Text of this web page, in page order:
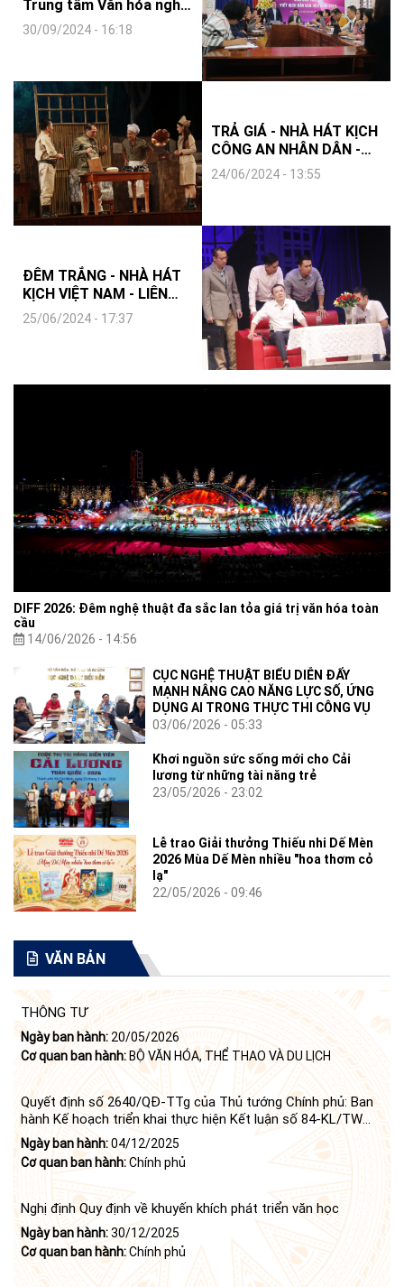
Trung tâm Văn hóa nghệ
thuật tỉnh KonTum - LIÊN
HOAN CA MÚA NHẠC
30/09/2024 - 16:18
ĐÊM TRẮNG - NHÀ HÁT
KỊCH VIỆT NAM - LIÊN
HOAN KỊCH NÓI TOÀN
QUỐC - 2024
25/06/2024 - 17:37
TRẢ GIÁ - NHÀ HÁT KỊCH
CÔNG AN NHÂN DÂN -
LIÊN HOAN KỊCH NÓI
TOÀN QUỐC 2024
24/06/2024 - 13:55
DIFF 2026: Đêm nghệ thuật đa sắc lan tỏa giá trị văn hóa toàn
cầu
14/06/2026 - 14:56
CỤC NGHỆ THUẬT BIỂU DIỄN ĐẨY
MẠNH NÂNG CAO NĂNG LỰC SỐ, ỨNG
DỤNG AI TRONG THỰC THI CÔNG VỤ
03/06/2026 - 05:33
Khơi nguồn sức sống mới cho Cải
lương từ những tài năng trẻ
23/05/2026 - 23:02
Lễ trao Giải thưởng Thiếu nhi Dế Mèn
2026 Mùa Dế Mèn nhiều "hoa thơm cỏ
lạ"
22/05/2026 - 09:46
VĂN BẢN
THÔNG TƯ
Ngày ban hành: 20/05/2026
Cơ quan ban hành:BỘ VĂN HÓA, THỂ THAO VÀ DU LỊCH
Quyết định số 2640/QĐ-TTg của Thủ tướng Chính phủ: Ban
hành Kế hoạch triển khai thực hiện Kết luận số 84-KL/TW
ngày 21 tháng 6 năm 2024 của Bộ Chính trị tiếp tục thực
hiện Nghị quyết số 23-NQ/TW ngày 16 tháng 6 năm 2008
của Bộ Chính trị (khóa X) về "tiếp tục xây dựng và phát triển
văn học, nghệ thuật trong thời kỳ mới"
Ngày ban hành:04/12/2025
Cơ quan ban hành:Chính phủ
Nghị định Quy định về khuyến khích phát triển văn học
Ngày ban hành:30/12/2025
Cơ quan ban hành:Chính phủ